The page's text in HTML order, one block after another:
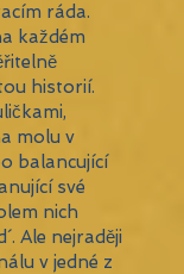
ráda.
každém
historií.
molu v
balancující
své
nich
Ale nejraději
v jedné z